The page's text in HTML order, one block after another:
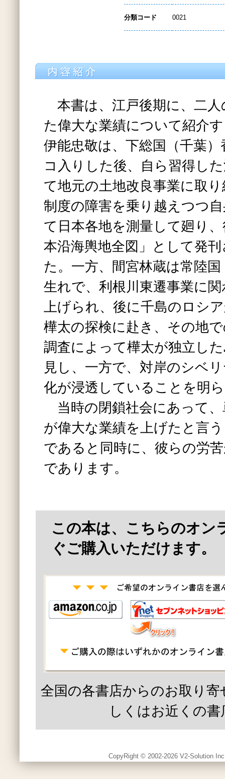
分類コード 0021
本書は、江戸後期に、二人
た偉大な業績について紹介
伊能忠敬は、下総国（千葉
コ入りした後、自ら習得し
て地元の土地改良事業に取
制度の障害を乗り越えつつ
て日本各地を測量して廻り
本沿海輿地全図」として発
た。一方、間宮林蔵は常陸
生れで、利根川東遷事業に
上げられ、後に千島のロシ
樺太の探検に赴き、その地
調査によって樺太が独立し
見し、一方で、対岸のシベ
化が浸透していることを明
当時の閉鎖社会にあって
が偉大な業績を上げたと言
であると同時に、彼らの労
であります。
この本は、こちらのオン
ぐご購入いただけます。
全国の各書店からのお取り
しくはお近くの書
CopyRight © 2002-2026 V2-Solution